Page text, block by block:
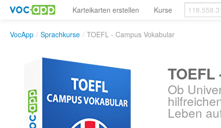
Karteikarten erstellen Kurse
VocApp / Sprachkurse / TOEFL - Campus Vokabular
Ob
Leben